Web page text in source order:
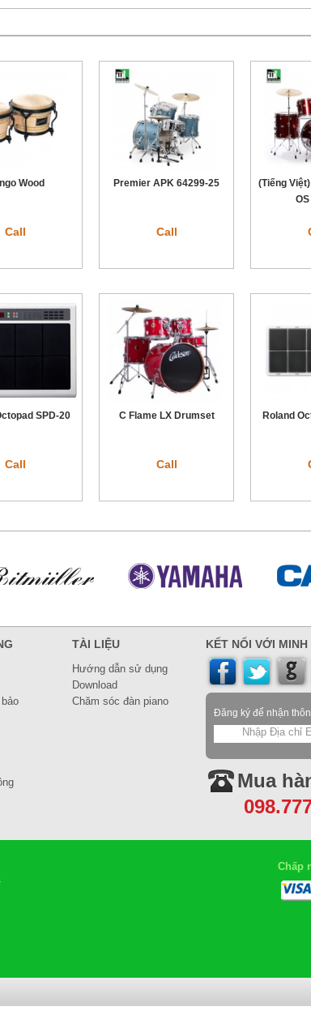
Wood
Call
Premier APK 64299-25
Call
(Tiếng
SPD-20
Call
C Flame LX Drumset
Call
Roland
TÀI LIỆU
Hướng dẫn sử dụng
Download
Chăm sóc đàn piano
KẾT NỐI VỚI
Đăng ký để nhận
Mua
Chấp